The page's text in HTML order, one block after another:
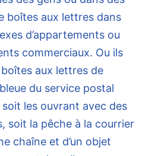
boîtes aux lettres dans
d’appartements ou
commerciaux. Ou ils
aux lettres de
du service postal
soit les ouvrant avec des
soit la pêche à la courrier
chaîne et d’un objet